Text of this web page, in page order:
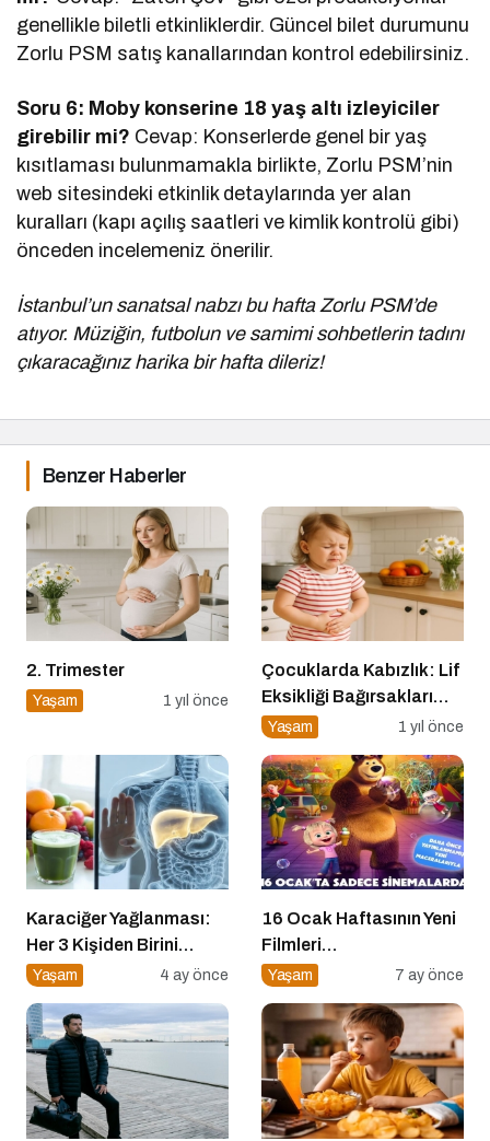
genellikle biletli etkinliklerdir. Güncel bilet durumunu
Zorlu PSM satış kanallarından kontrol edebilirsiniz.
Soru 6: Moby konserine 18 yaş altı izleyiciler
girebilir mi? Cevap: Konserlerde genel bir yaş
kısıtlaması bulunmamakla birlikte, Zorlu PSM’nin
web sitesindeki etkinlik detaylarında yer alan
kuralları (kapı açılış saatleri ve kimlik kontrolü gibi)
önceden incelemeniz önerilir.
İstanbul’un sanatsal nabzı bu hafta Zorlu PSM’de
atıyor. Müziğin, futbolun ve samimi sohbetlerin tadını
çıkaracağınız harika bir hafta dileriz!
Benzer Haberler
2. Trimester
Yaşam 1 yıl önce
Çocuklarda Kabızlık: Lif
Eksikliği Bağırsakları
Nasıl Yavaşlatır?
Yaşam 1 yıl önce
Karaciğer Yağlanması:
Her 3 Kişiden Birini
Tehdit Eden “Sessiz”
Yaşam 4 ay önce
16 Ocak Haftasının Yeni
Filmleri
Sinemaseverlerle
Yaşam 7 ay önce